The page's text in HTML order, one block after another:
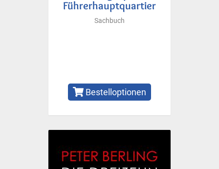
Führerhauptquartier
Sachbuch
Bestelloptionen